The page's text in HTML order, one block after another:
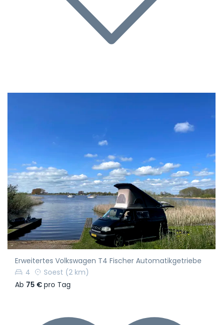
Erweitertes Volkswagen T4 Fischer Automatikgetriebe
4
Soest (2 km)
Ab 75 €pro Tag